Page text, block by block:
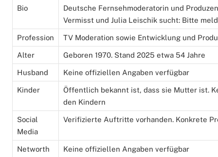
Bio
Deutsche Fernsehmoderatorin und
Vermisst und Julia Leischik sucht: Bitte
Profession TV Moderation sowie Entwicklung und
Alter Geboren 1970. Stand 2025 etwa 54 Jahre
Husband Keine offiziellen Angaben verfügbar
Kinder
Öffentlich bekannt ist, dass sie Mutter ist.
den Kindern
Social
Media
Verifizierte Auftritte vorhanden. Konkrete
Networth Keine offiziellen Angaben verfügbar